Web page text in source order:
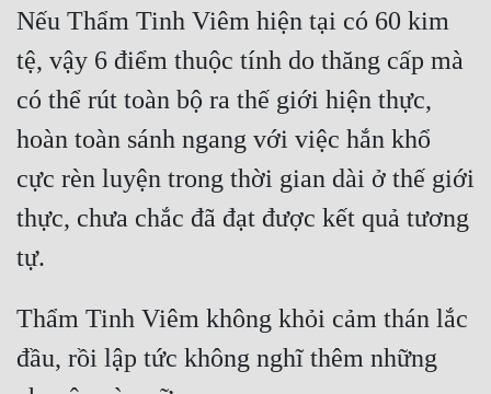
Gia Đấu
Góc Nhìn Nam
Góc Nhìn Nữ
Huyền Huyễn
Huyền Nghi
Huyền Ảo
Hài Hước
Hệ Thống
Học Đường
Nếu Thẩm Tinh Viêm hiện tại có 60 kim
tệ, vậy 6 điểm thuộc tính do thăng cấp mà
có thể rút toàn bộ ra thế giới hiện thực,
hoàn toàn sánh ngang với việc hắn khổ
cực rèn luyện trong thời gian dài ở thế giới
thực, chưa chắc đã đạt được kết quả tương
Thẩm Tinh Viêm không khỏi cảm thán lắc
đầu, rồi lập tức không nghĩ thêm những